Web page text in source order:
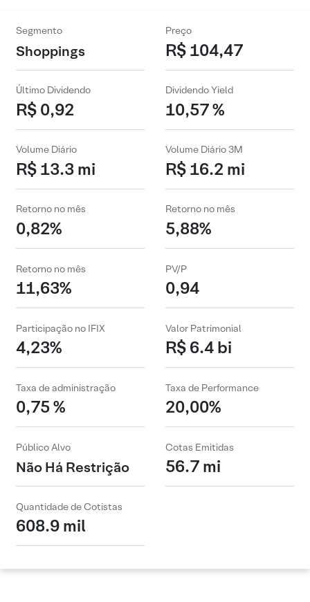
Segmento
Shoppings
Preço
R$ 104,47
Último Dividendo
R$ 0,92
Dividendo Yield
10,57 %
Volume Diário
R$ 13.3 mi
Volume Diário 3M
R$ 16.2 mi
Retorno no mês
0,82%
Retorno no mês
5,88%
Retorno no mês
11,63%
PV/P
0,94
Participação no IFIX
4,23%
Valor Patrimonial
R$ 6.4 bi
Taxa de administração
0,75 %
Taxa de Performance
20,00%
Público Alvo
Não Há Restrição
Cotas Emitidas
56.7 mi
Quantidade de Cotistas
608.9 mil